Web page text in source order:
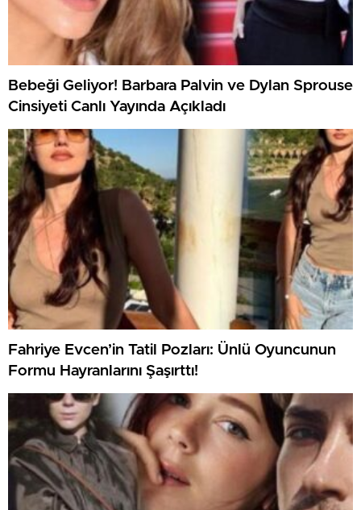
Bebeği Geliyor! Barbara Palvin ve Dylan Sprouse
Cinsiyeti Canlı Yayında Açıkladı
Fahriye Evcen’in Tatil Pozları: Ünlü Oyuncunun
Formu Hayranlarını Şaşırttı!